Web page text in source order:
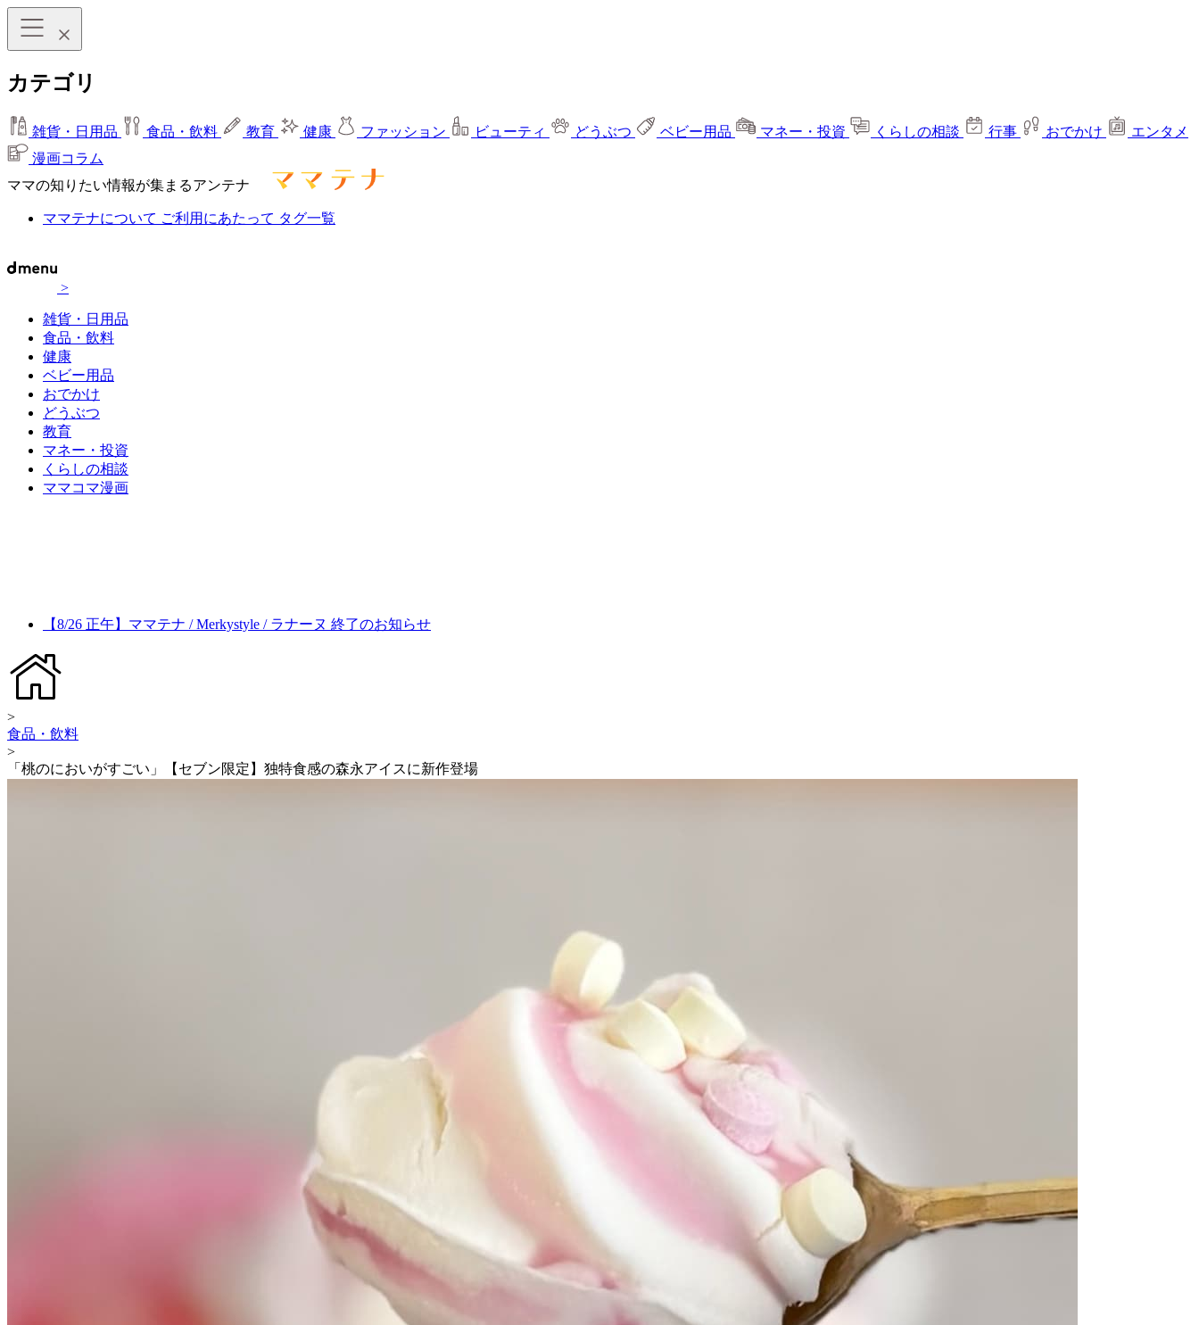
カテゴリ
雑貨・日用品 食品・飲料 教育 健康 ファッション ビューティ どうぶつ ベビー用品 マネー・投資 くらしの相談 行事 おでかけ
エンタメ
漫画コラム
ママの知りたい情報が集まるアンテナ
ママテナについて ご利用にあたって タグ一覧
>
雑貨・日用品
食品・飲料
健康
ベビー用品
おでかけ
どうぶつ
教育
マネー・投資
くらしの相談
ママコマ漫画
【8/26 正午】ママテナ / Merkystyle / ラナーヌ 終了のお知らせ
>
食品・飲料
>
「桃のにおいがすごい」【セブン限定】独特食感の森永アイスに新作登場